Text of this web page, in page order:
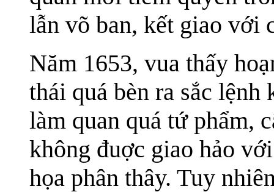
lẫn võ ban, kết giao với
Năm 1653, vua thấy
thái quá bèn ra sắc
làm quan quá tứ phẩm,
không đuợc giao hảo
họa phân thây. Tuy